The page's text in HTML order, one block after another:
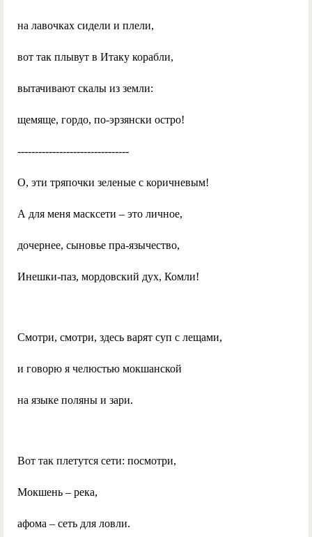
на лавочках сидели и плели,
вот так плывут в Итаку корабли,
вытачивают скалы из земли:
щемяще, гордо, по-эрзянски остро!
--------------------------------
О, эти тряпочки зеленые с коричневым!
А для меня масксети – это личное,
дочернее, сыновье пра-язычество,
Инешки-паз, мордовский дух, Комли!
Смотри, смотри, здесь варят суп с лещами,
и говорю я челюстью мокшанской
на языке поляны и зари.
Вот так плетутся сети: посмотри,
Мокшень – река,
афома – сеть для ловли.